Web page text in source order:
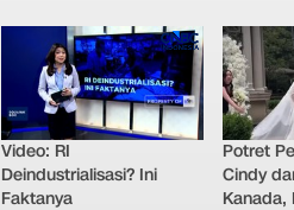
Video: RI
Deindustrialisasi? Ini
Faktanya
Potret
Cindy
Kanada,